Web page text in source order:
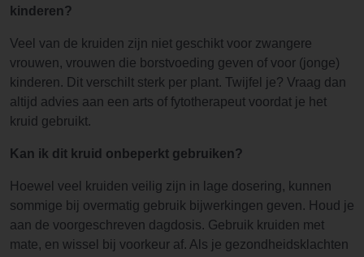
kinderen?
Veel van de kruiden zijn niet geschikt voor zwangere
vrouwen, vrouwen die borstvoeding geven of voor (jonge)
kinderen. Dit verschilt sterk per plant. Twijfel je? Vraag dan
altijd advies aan een arts of fytotherapeut voordat je het
kruid gebruikt.
Kan ik dit kruid onbeperkt gebruiken?
Hoewel veel kruiden veilig zijn in lage dosering, kunnen
sommige bij overmatig gebruik bijwerkingen geven. Houd je
aan de voorgeschreven dagdosis. Gebruik kruiden met
mate, en wissel bij voorkeur af. Als je gezondheidsklachten